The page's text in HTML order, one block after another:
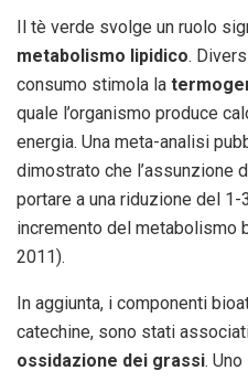
Il tè verde svolge un ruolo
metabolismo lipidico.
consumo stimola la
quale l’organismo produce
energia. Una meta-analisi
dimostrato che l’assunzione
portare a una riduzione del
incremento del metabolismo
2011).
In aggiunta, i componenti
catechine, sono stati
ossidazione dei grassi.